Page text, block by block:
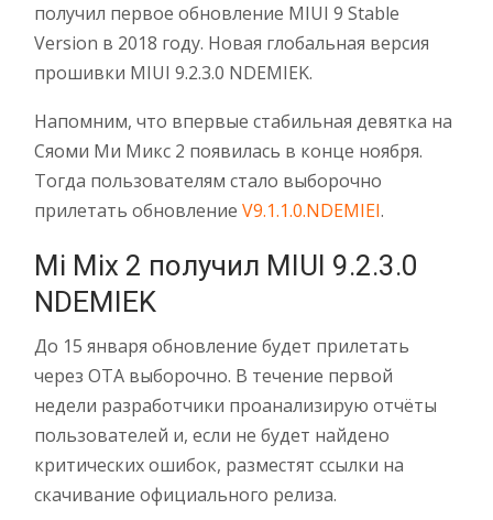
получил первое обновление MIUI 9 Stable
Version в 2018 году. Новая глобальная версия
прошивки MIUI 9.2.3.0 NDEMIEK.
Напомним, что впервые стабильная девятка на
Сяоми Ми Микс 2 появилась в конце ноября.
Тогда пользователям стало выборочно
прилетать обновление V9.1.1.0.NDEMIEI.
Mi Mix 2 получил MIUI 9.2.3.0
NDEMIEK
До 15 января обновление будет прилетать
через OTA выборочно. В течение первой
недели разработчики проанализирую отчёты
пользователей и, если не будет найдено
критических ошибок, разместят ссылки на
скачивание официального релиза.